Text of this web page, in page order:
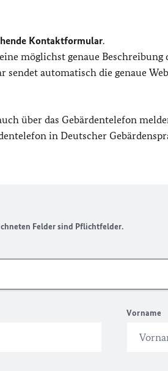
Kontaktformular.
möglichst genaue
automatisch die genaue
über das Gebärdentelefon
in Deutscher
Felder sind Pflichtfelder.
Vorname